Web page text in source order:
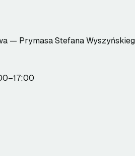
— Prymasa Stefana